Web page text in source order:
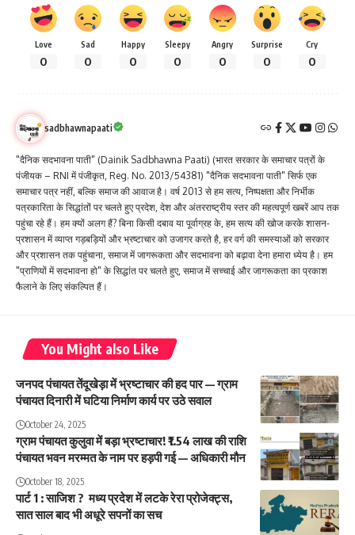
Love
0
Sad
0
Happy
0
Sleepy
0
Angry
0
Surprise
0
Cry
0
sadbhawnapaati
"दैनिक सदभावना पाती" (Dainik Sadbhawna Paati) (भारत सरकार के समाचार पत्रों के
पंजीयक – RNI में पंजीकृत, Reg. No. 2013/54381) "दैनिक सदभावना पाती" सिर्फ एक
समाचार पत्र नहीं, बल्कि समाज की आवाज है। वर्ष 2013 से हम सत्य, निष्पक्षता और निर्भीक
पत्रकारिता के सिद्धांतों पर चलते हुए प्रदेश, देश और अंतरराष्ट्रीय स्तर की महत्वपूर्ण खबरें आप तक
पहुंचा रहे हैं। हम क्यों अलग हैं? बिना किसी दबाव या पूर्वाग्रह के, हम सत्य की खोज करके शासन-
प्रशासन में व्याप्त गड़बड़ियों और भ्रष्टाचार को उजागर करते है, हर वर्ग की समस्याओं को सरकार
और प्रशासन तक पहुंचाना, समाज में जागरूकता और सदभावना को बढ़ावा देना हमारा ध्येय है। हम
"प्राणियों में सदभावना हो" के सिद्धांत पर चलते हुए, समाज में सच्चाई और जागरूकता का प्रकाश
फैलाने के लिए संकल्पित हैं।
You Might also Like
जनपद पंचायत तेंदूखेड़ा में भ्रष्टाचार की हद पार — ग्राम
पंचायत दिनारी में घटिया निर्माण कार्य पर उठे सवाल
October 24, 2025
ग्राम पंचायत कुलुवा में बड़ा भ्रष्टाचार! ₹1.54 लाख की राशि
पंचायत भवन मरम्मत के नाम पर हड़पी गई — अधिकारी मौन
October 18, 2025
पार्ट 1 : साजिश ? मध्य प्रदेश में लटके रेरा प्रोजेक्ट्स,
सात साल बाद भी अधूरे सपनों का सच